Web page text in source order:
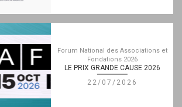
Forum National des Associations et
Fondations 2026
LE PRIX GRANDE CAUSE 2026
22/07/2026